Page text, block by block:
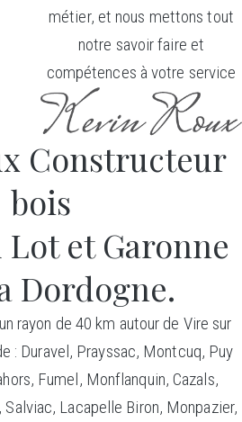
métier, et nous mettons tout
notre savoir faire et
compétences à votre service
Constructeur
bois
et Garonne
Dordogne.
rayon de 40 km autour de Vire sur
: Duravel, Prayssac, Montcuq, Puy
Fumel, Monflanquin, Cazals,
Lacapelle Biron, Monpazier,